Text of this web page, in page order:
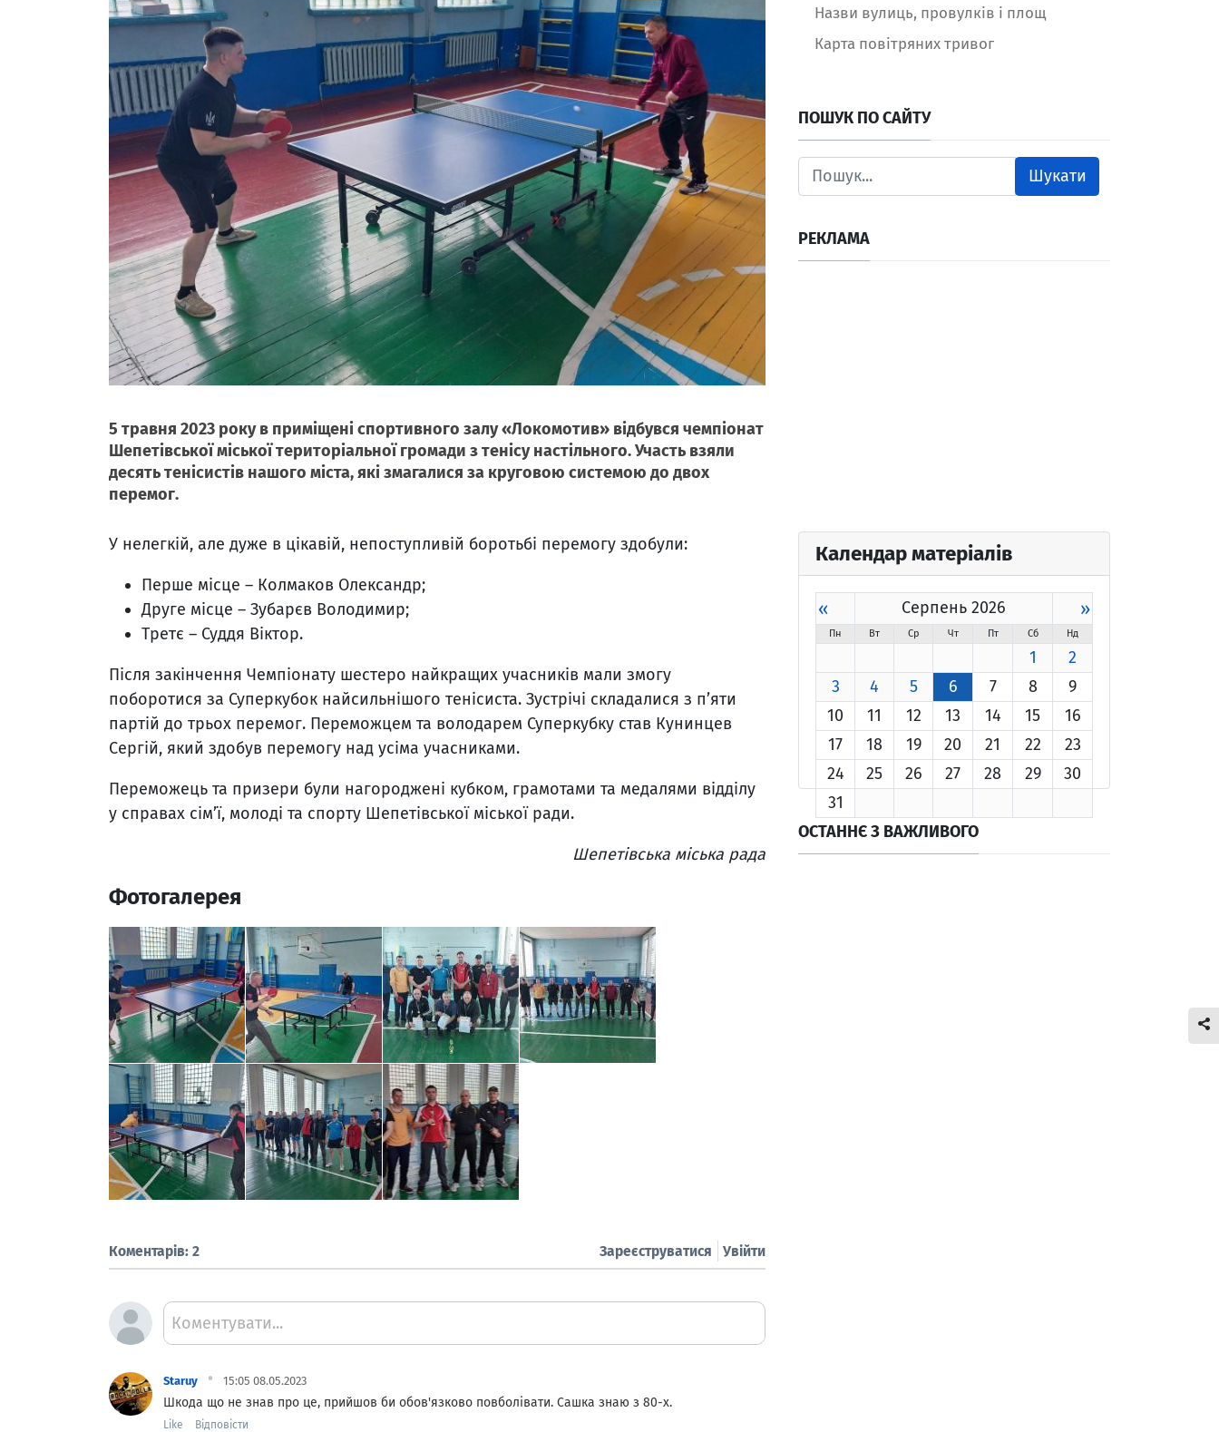
5 травня 2023 року в приміщені спортивного залу «Локомотив» відбувся чемпіонат
Шепетівської міської територіальної громади з тенісу настільного. Участь взяли
десять тенісистів нашого міста, які змагалися за круговою системою до двох
перемог.
У нелегкій, але дуже в цікавій, непоступливій боротьбі перемогу здобули:
Перше місце – Колмаков Олександр;
Друге місце – Зубарєв Володимир;
Третє – Суддя Віктор.
Після закінчення Чемпіонату шестеро найкращих учасників мали змогу
поборотися за Суперкубок найсильнішого тенісиста. Зустрічі складалися з п’яти
партій до трьох перемог. Переможцем та володарем Суперкубку став Кунинцев
Сергій, який здобув перемогу над усіма учасниками.
Переможець та призери були нагороджені кубком, грамотами та медалями відділу
у справах сім’ї, молоді та спорту Шепетівської міської ради.
Шепетівська міська рада
Фотогалерея
Коментарів: 2 Увійти
Зареєструватися
Коментувати...
Staruy · 15:05 08.05.2023
Шкода що не знав про це, прийшов би обов'язково повболівати. Сашка знаю з 80-х.
Like Відповісти
Назви вулиць, провулків і площ
Карта повітряних тривог
ПОШУК ПО САЙТУ
Шукати
РЕКЛАМА
Календар матеріалів
« Серпень 2026 »
Пн Вт Ср Чт Пт Сб Нд
1
2
3
4 5 6 7 8
9
10
11 12 13 14 15
16
17
18 19 20 21 22
23
24
25 26 27 28 29
30
31
ОСТАННЄ З ВАЖЛИВОГО